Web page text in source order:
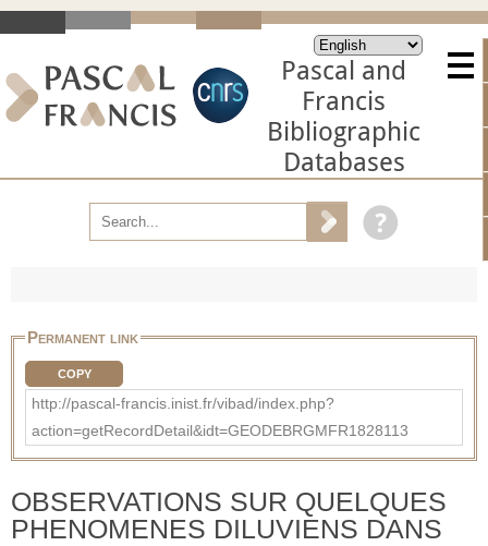
Pascal and
Francis
Bibliographic
Databases
Permanent link
COPY
http://pascal-francis.inist.fr/vibad/index.php?
action=getRecordDetail&idt=GEODEBRGMFR1828113
OBSERVATIONS SUR QUELQUES
PHENOMENES DILUVIENS DANS